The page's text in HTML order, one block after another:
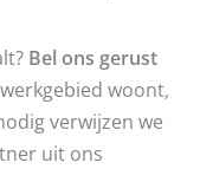
Bel ons gerust
woont,
verwijzen we
uit ons